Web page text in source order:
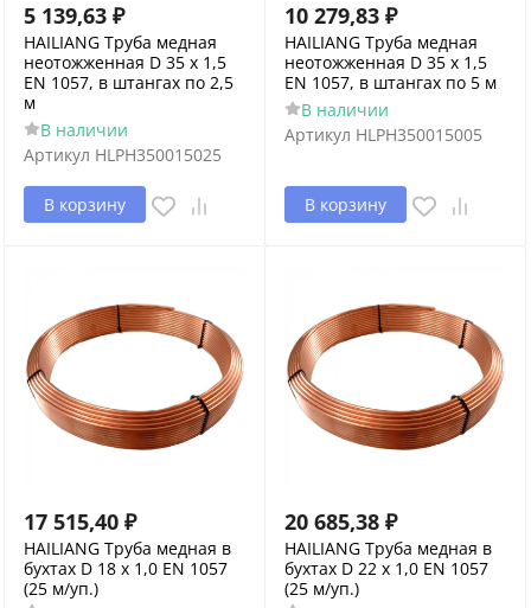
5 139,63 ₽
HAILIANG Труба медная
неотожженная D 35 х 1,5
EN 1057, в штангах по 2,5
м
В наличии
Артикул HLPH350015025
В корзину
10 279,83 ₽
HAILIANG Труба медная
неотожженная D 35 х 1,5
EN 1057, в штангах по 5 м
В наличии
Артикул HLPH350015005
В корзину
17 515,40 ₽
HAILIANG Труба медная в
бухтах D 18 х 1,0 EN 1057
(25 м/уп.)
20 685,38 ₽
HAILIANG Труба медная в
бухтах D 22 х 1,0 EN 1057
(25 м/уп.)